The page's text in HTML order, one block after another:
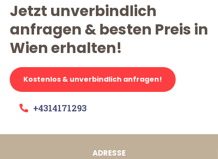
Jetzt unverbindlich
anfragen & besten Preis in
Wien erhalten!
Kostenlos & unverbindlich anfragen!
+4314171293
ADRESSE